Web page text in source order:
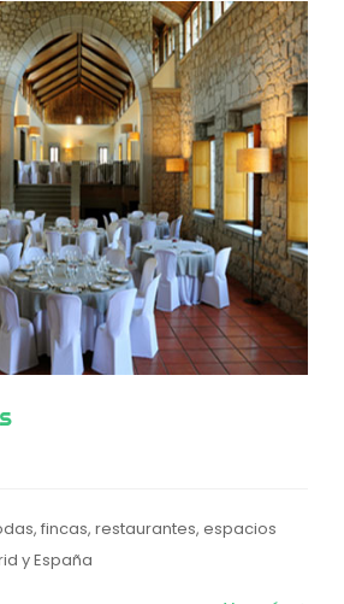
fincas, restaurantes, espacios
y España